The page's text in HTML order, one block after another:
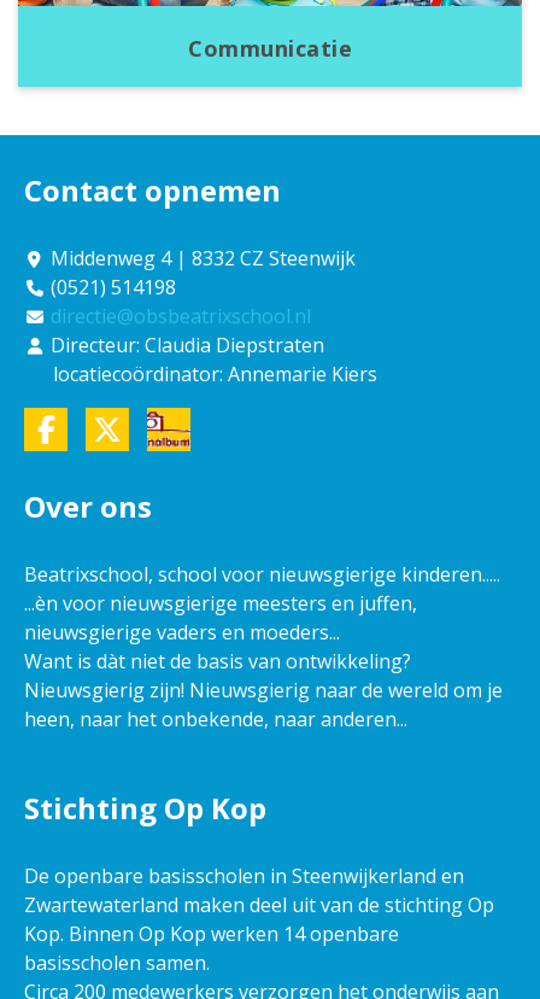
Communicatie
Contact opnemen
Middenweg 4 | 8332 CZ Steenwijk
(0521) 514198
directie@obsbeatrixschool.nl
Directeur: Claudia Diepstraten
locatiecoördinator: Annemarie Kiers
Over ons
Beatrixschool, school voor nieuwsgierige kinderen.....
...èn voor nieuwsgierige meesters en juffen,
nieuwsgierige vaders en moeders...
Want is dàt niet de basis van ontwikkeling?
Nieuwsgierig zijn! Nieuwsgierig naar de wereld om je
heen, naar het onbekende, naar anderen...
Stichting Op Kop
De openbare basisscholen in Steenwijkerland en
Zwartewaterland maken deel uit van de stichting Op
Kop. Binnen Op Kop werken 14 openbare
basisscholen samen.
Circa 200 medewerkers verzorgen het onderwijs aan